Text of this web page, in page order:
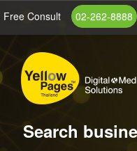
content
Free Consult 02-262-8888
Search